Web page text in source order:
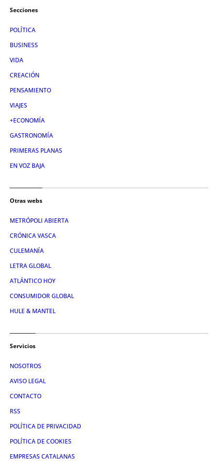
Secciones
POLÍTICA
BUSINESS
VIDA
CREACIÓN
PENSAMIENTO
VIAJES
+ECONOMÍA
GASTRONOMÍA
PRIMERAS PLANAS
EN VOZ BAJA
Otras webs
METRÓPOLI ABIERTA
CRÓNICA VASCA
CULEMANÍA
LETRA GLOBAL
ATLÁNTICO HOY
CONSUMIDOR GLOBAL
HULE & MANTEL
Servicios
NOSOTROS
AVISO LEGAL
CONTACTO
RSS
POLÍTICA DE PRIVACIDAD
POLÍTICA DE COOKIES
EMPRESAS CATALANAS